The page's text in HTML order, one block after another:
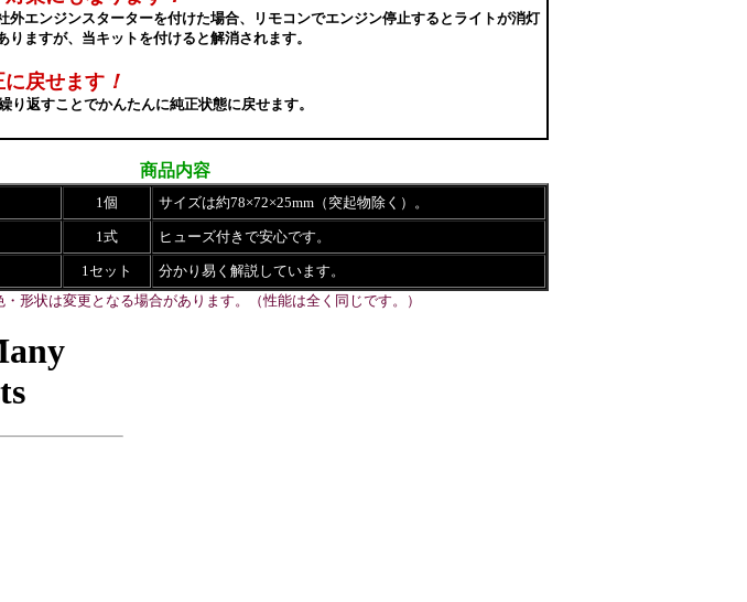
外エンジンスターターを付けた場合、リモコンでエンジン停止するとライトが消灯
りますが、当キットを付けると解消されます。
戻せます ！
り返すことでかんたんに純正状態に戻せます。
商品内容
1個 サイズは約78×72×25mm（突起物除く）。
1式 ヒューズ付きで安心です。
1セット
分かり易く解説しています。
形状は変更となる場合があります。（性能は全く同じです。）